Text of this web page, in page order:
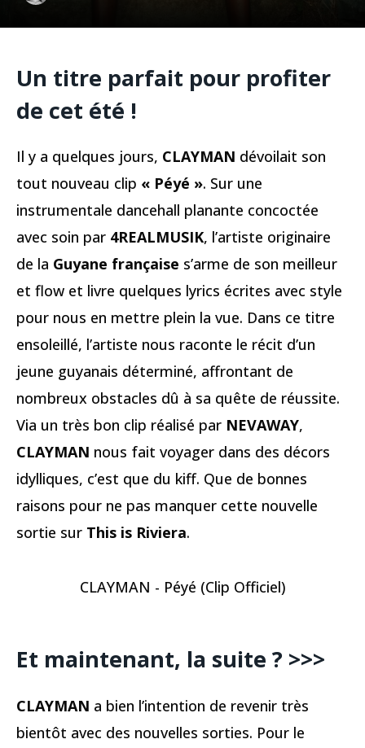
Un titre parfait pour profiter
de cet été !
Il y a quelques jours, CLAYMAN dévoilait son
tout nouveau clip « Péyé ». Sur une
instrumentale dancehall planante concoctée
avec soin par 4REALMUSIK, l’artiste originaire
de la Guyane française s’arme de son meilleur
et flow et livre quelques lyrics écrites avec style
pour nous en mettre plein la vue. Dans ce titre
ensoleillé, l’artiste nous raconte le récit d’un
jeune guyanais déterminé, affrontant de
nombreux obstacles dû à sa quête de réussite.
Via un très bon clip réalisé par NEVAWAY,
CLAYMAN nous fait voyager dans des décors
idylliques, c’est que du kiff. Que de bonnes
raisons pour ne pas manquer cette nouvelle
sortie sur This is Riviera.
CLAYMAN - Péyé (Clip Officiel)
Et maintenant, la suite ? >>>
CLAYMAN a bien l’intention de revenir très
bientôt avec des nouvelles sorties. Pour le